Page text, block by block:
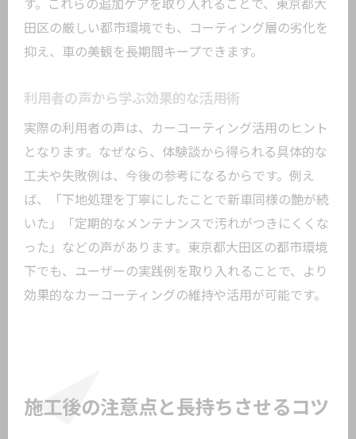
す。これらの追加ケアを取り入れることで、東京都大
田区の厳しい都市環境でも、コーティング層の劣化を
抑え、車の美観を長期間キープできます。
利用者の声から学ぶ効果的な活用術
実際の利用者の声は、カーコーティング活用のヒント
となります。なぜなら、体験談から得られる具体的な
工夫や失敗例は、今後の参考になるからです。例え
ば、「下地処理を丁寧にしたことで新車同様の艶が続
いた」「定期的なメンテナンスで汚れがつきにくくな
った」などの声があります。東京都大田区の都市環境
下でも、ユーザーの実践例を取り入れることで、より
効果的なカーコーティングの維持や活用が可能です。
施工後の注意点と長持ちさせるコツ